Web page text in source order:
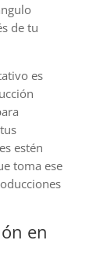
de tu
es
estén
toma ese
en